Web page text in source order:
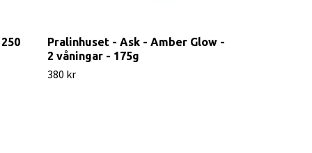
Pralinhuset - Ask - Amber Glow -
2 våningar - 175g
380 kr